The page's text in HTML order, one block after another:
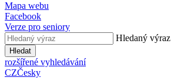
Mapa webu
Facebook
Verze pro seniory
Hledaný výraz
Hledat
rozšířené vyhledávání
CZČesky